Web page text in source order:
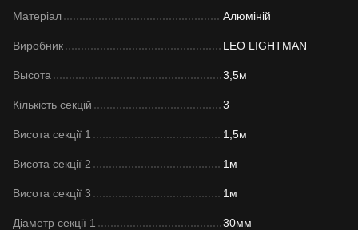
Матеріал Алюміній
Виробник LEO LIGHTMAN
Высота 3,5м
Кількість секцій 3
Висота секції 1 1,5м
Висота секції 2 1м
Висота секції 3 1м
Діаметр секції 1 30мм